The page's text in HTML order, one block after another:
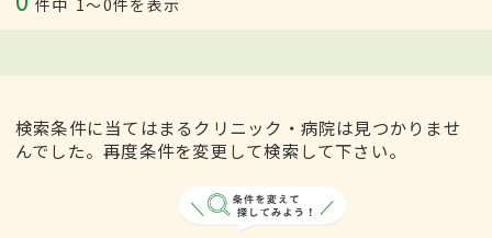
件中 1〜0件を表示
検索条件に当てはまるクリニック・病院は見つかりませ
んでした。再度条件を変更して検索して下さい。